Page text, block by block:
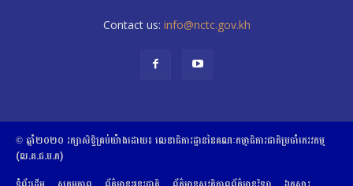
Contact us: info@nctc.gov.kh
© ឆ្នាំ២០២០​ ​រក្សាសិទ្ធិ​គ្រប់យ៉ាង​ដោយ​៖​ ​លេខាធិការដ្ឋាននៃគណៈកម្មាធិការជាតិប្រចាំភេរវកម្ម
(ល.គ.ជ.ប.ភ)